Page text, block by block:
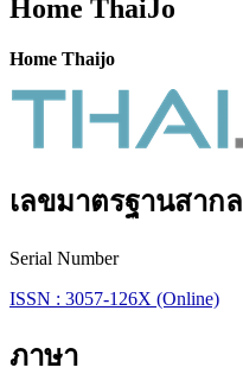
Home ThaiJo
Home Thaijo
เลขมาตรฐานสากล
Serial Number
ISSN : 3057-126X (Online)
ภาษา